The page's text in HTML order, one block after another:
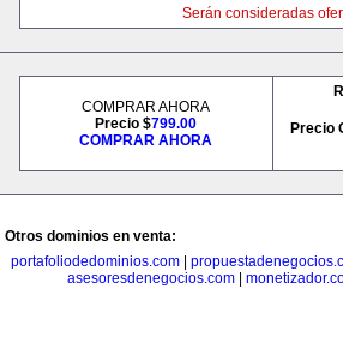
Serán consideradas
COMPRAR AHORA
Precio $799.00
COMPRAR AHORA
Precio
Otros dominios en venta:
portafoliodedominios.com|
asesoresdenegocios.com